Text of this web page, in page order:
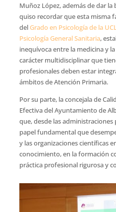
Muñoz López, además de dar la
quiso recordar que esta misma
delGrado en Psicología de la
Psicología General Sanitaria,
inequívoca entre la medicina y
carácter multidisciplinar que
profesionales deben estar
ámbitos de Atención Primaria.
Por su parte, la concejala de
Efectiva del Ayuntamiento de
que, desde las administraciones
papel fundamental que
y las organizaciones científicas
conocimiento, en la formación
práctica profesional rigurosa y